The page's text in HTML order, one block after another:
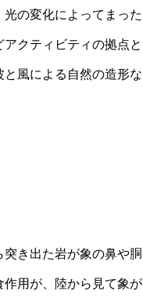
の変化によってまった
クティビティの拠点と
風による自然の造形な
き出た岩が象の鼻や胴
用が、陸から見て象が